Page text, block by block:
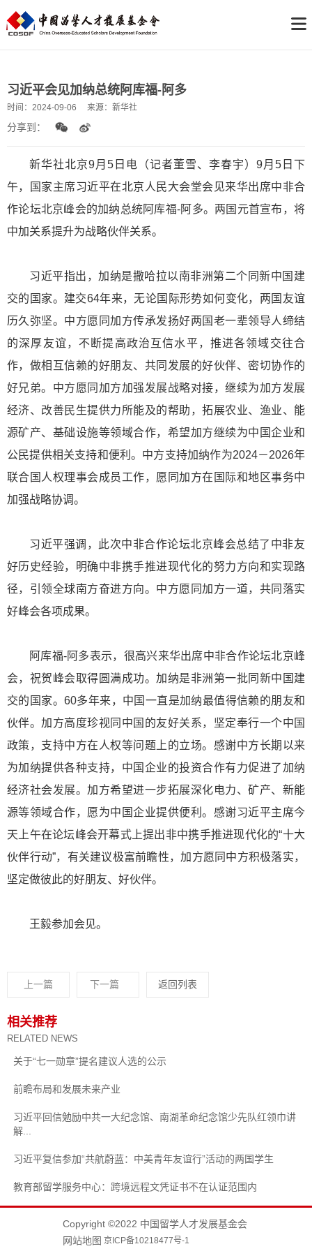
习近平会见加纳总统阿库福-阿多
时间： 2024-09-06 来源： 新华社
分享到：
新华社北京9月5日电（记者董雪、李春宇）9月5日下
午，国家主席习近平在北京人民大会堂会见来华出席中非合
作论坛北京峰会的加纳总统阿库福-阿多。两国元首宣布，将
中加关系提升为战略伙伴关系。
习近平指出，加纳是撒哈拉以南非洲第二个同新中国建
交的国家。建交64年来，无论国际形势如何变化，两国友谊
历久弥坚。中方愿同加方传承发扬好两国老一辈领导人缔结
的深厚友谊，不断提高政治互信水平，推进各领域交往合
作，做相互信赖的好朋友、共同发展的好伙伴、密切协作的
好兄弟。中方愿同加方加强发展战略对接，继续为加方发展
经济、改善民生提供力所能及的帮助，拓展农业、渔业、能
源矿产、基础设施等领域合作，希望加方继续为中国企业和
公民提供相关支持和便利。中方支持加纳作为2024－2026年
联合国人权理事会成员工作，愿同加方在国际和地区事务中
加强战略协调。
习近平强调，此次中非合作论坛北京峰会总结了中非友
好历史经验，明确中非携手推进现代化的努力方向和实现路
径，引领全球南方奋进方向。中方愿同加方一道，共同落实
好峰会各项成果。
阿库福-阿多表示，很高兴来华出席中非合作论坛北京峰
会，祝贺峰会取得圆满成功。加纳是非洲第一批同新中国建
交的国家。60多年来，中国一直是加纳最值得信赖的朋友和
伙伴。加方高度珍视同中国的友好关系，坚定奉行一个中国
政策，支持中方在人权等问题上的立场。感谢中方长期以来
为加纳提供各种支持，中国企业的投资合作有力促进了加纳
经济社会发展。加方希望进一步拓展深化电力、矿产、新能
源等领域合作，愿为中国企业提供便利。感谢习近平主席今
天上午在论坛峰会开幕式上提出非中携手推进现代化的“十大
伙伴行动”，有关建议极富前瞻性，加方愿同中方积极落实，
坚定做彼此的好朋友、好伙伴。
王毅参加会见。
上一篇 下一篇 返回列表
相关推荐
RELATED NEWS
关于“七一勋章”提名建议人选的公示
前瞻布局和发展未来产业
习近平回信勉励中共一大纪念馆、南湖革命纪念馆少先队红领巾讲
解...
习近平复信参加“共航蔚蓝：中美青年友谊行”活动的两国学生
教育部留学服务中心：跨境远程文凭证书不在认证范围内
Copyright ©2022 中国留学人才发展基金会
网站地图 京ICP备10218477号-1